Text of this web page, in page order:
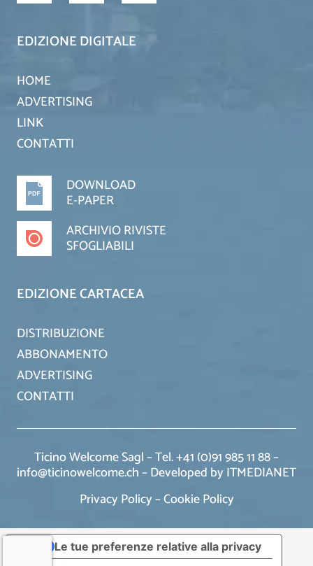
EDIZIONE DIGITALE
HOME
ADVERTISING
LINK
CONTATTI
DOWNLOAD
E-PAPER
ARCHIVIO RIVISTE
SFOGLIABILI
EDIZIONE CARTACEA
DISTRIBUZIONE
ABBONAMENTO
ADVERTISING
CONTATTI
Ticino Welcome Sagl – Tel. +41 (0)91 985 11 88 –
info@ticinowelcome.ch –Developed by ITMEDIANET
Privacy Policy–Cookie Policy
Le tue preferenze relative alla privacy